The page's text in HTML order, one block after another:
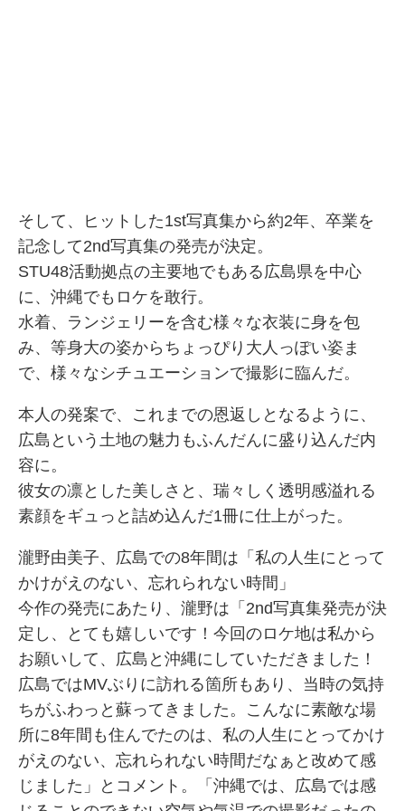
そして、ヒットした1st写真集から約2年、卒業を
記念して2nd写真集の発売が決定。
STU48活動拠点の主要地でもある広島県を中心
に、沖縄でもロケを敢行。
水着、ランジェリーを含む様々な衣装に身を包
み、等身大の姿からちょっぴり大人っぽい姿ま
で、様々なシチュエーションで撮影に臨んだ。
本人の発案で、これまでの恩返しとなるように、
広島という土地の魅力もふんだんに盛り込んだ内
容に。
彼女の凛とした美しさと、瑞々しく透明感溢れる
素顔をギュっと詰め込んだ1冊に仕上がった。
瀧野由美子、広島での8年間は「私の人生にとって
かけがえのない、忘れられない時間」
今作の発売にあたり、瀧野は「2nd写真集発売が決
定し、とても嬉しいです！今回のロケ地は私から
お願いして、広島と沖縄にしていただきました！
広島ではMVぶりに訪れる箇所もあり、当時の気持
ちがふわっと蘇ってきました。こんなに素敵な場
所に8年間も住んでたのは、私の人生にとってかけ
がえのない、忘れられない時間だなぁと改めて感
じました」とコメント。「沖縄では、広島では感